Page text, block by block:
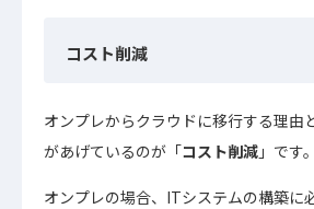
コスト削減
オンプレからクラウドに移行する理由
があげているのが「コスト削減 」です。
オンプレの場合、ITシステムの構築に